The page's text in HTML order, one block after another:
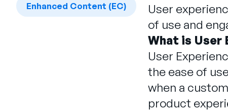
Enhanced Content (EC)
User
of use and
What is User
User
the ease of
when a
product